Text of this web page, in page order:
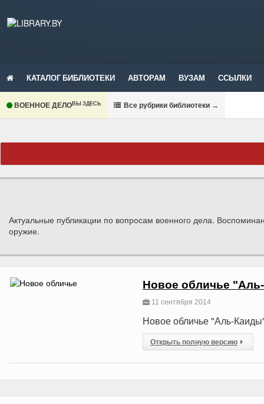
КАТАЛОГ БИБЛИОТЕКИ АВТОРАМ ВУЗАМ ССЫЛКИ
ВОЕННОЕ ДЕЛОВЫ ЗДЕСЬ Все рубрики библиотеки →
Актуальные публикации по вопросам военного дела.
оружие.
Новое обличье
11 сентября 2014
Новое обличье "Аль-
Открыть полную версию